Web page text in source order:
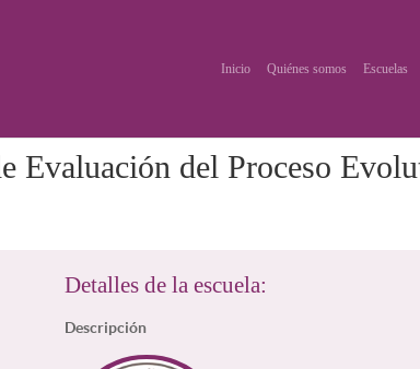
Inicio Quiénes somos Escuelas
Evaluación del Proceso
Detalles de la escuela:
Descripción